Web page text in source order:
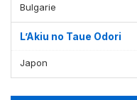
Bulgarie
L’Akiu no Taue Odori
Japon